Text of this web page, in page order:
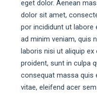
eget dolor. Aenean
dolor sit amet,
por incididunt ut labore
ad minim veniam, quis
laboris nisi ut aliquip
proident, sunt in culpa
consequat massa quis
vitae, eleifend acer